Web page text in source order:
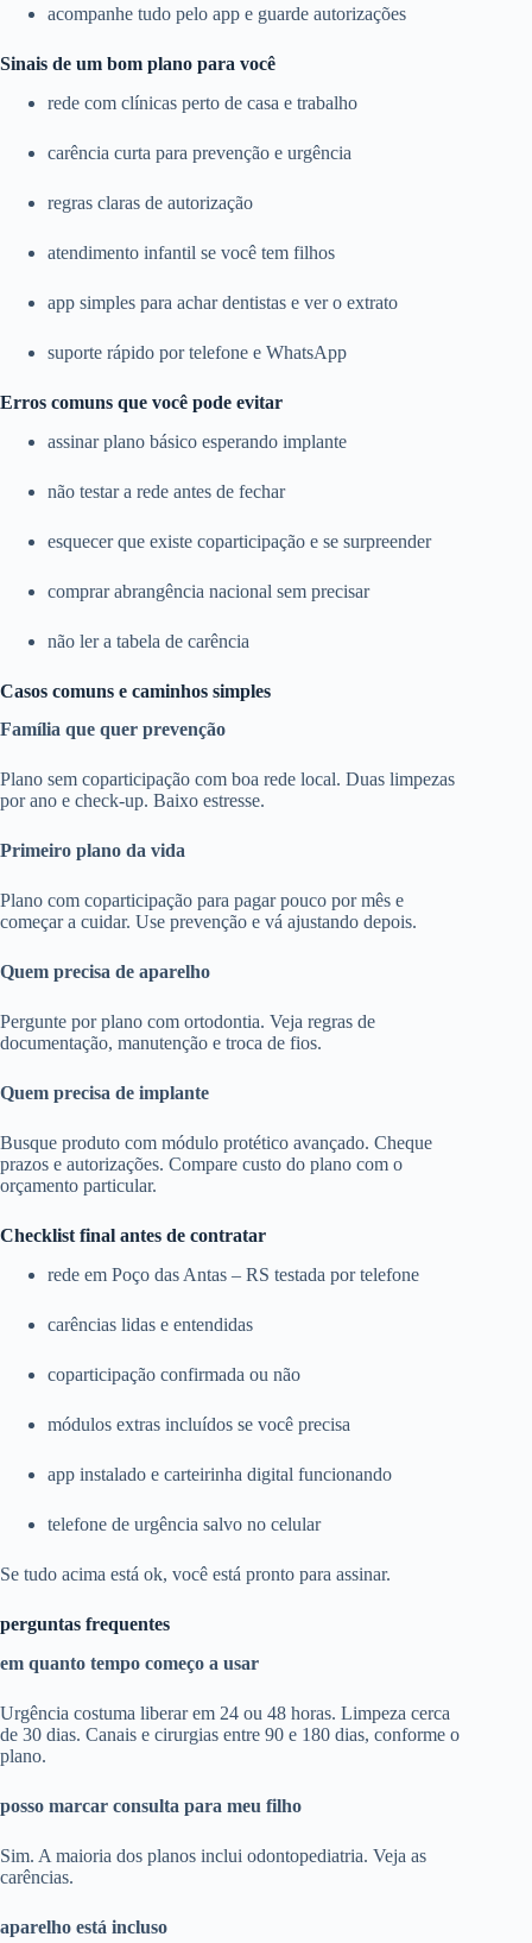
acompanhe tudo pelo app e guarde autorizações
Sinais de um bom plano para você
rede com clínicas perto de casa e trabalho
carência curta para prevenção e urgência
regras claras de autorização
atendimento infantil se você tem filhos
app simples para achar dentistas e ver o extrato
suporte rápido por telefone e WhatsApp
Erros comuns que você pode evitar
assinar plano básico esperando implante
não testar a rede antes de fechar
esquecer que existe coparticipação e se surpreender
comprar abrangência nacional sem precisar
não ler a tabela de carência
Casos comuns e caminhos simples
Família que quer prevenção
Plano sem coparticipação com boa rede local. Duas limpezas
por ano e check-up. Baixo estresse.
Primeiro plano da vida
Plano com coparticipação para pagar pouco por mês e
começar a cuidar. Use prevenção e vá ajustando depois.
Quem precisa de aparelho
Pergunte por plano com ortodontia. Veja regras de
documentação, manutenção e troca de fios.
Quem precisa de implante
Busque produto com módulo protético avançado. Cheque
prazos e autorizações. Compare custo do plano com o
orçamento particular.
Checklist final antes de contratar
rede em Poço das Antas – RS testada por telefone
carências lidas e entendidas
coparticipação confirmada ou não
módulos extras incluídos se você precisa
app instalado e carteirinha digital funcionando
telefone de urgência salvo no celular
Se tudo acima está ok, você está pronto para assinar.
perguntas frequentes
em quanto tempo começo a usar
Urgência costuma liberar em 24 ou 48 horas. Limpeza cerca
de 30 dias. Canais e cirurgias entre 90 e 180 dias, conforme o
plano.
posso marcar consulta para meu filho
Sim. A maioria dos planos inclui odontopediatria. Veja as
carências.
aparelho está incluso